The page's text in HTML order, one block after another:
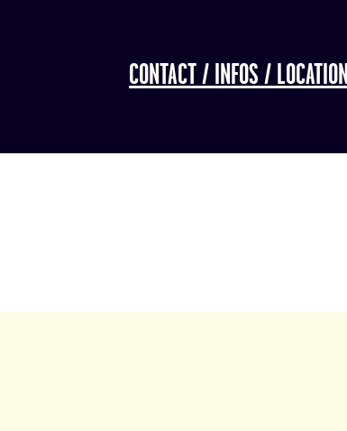
CONTACT / INFOS / LOCATION